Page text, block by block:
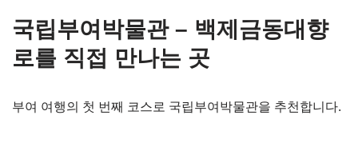
국립부여박물관 – 백제금동대향
로를 직접 만나는 곳
부여 여행의 첫 번째 코스로 국립부여박물관을 추천합니다.